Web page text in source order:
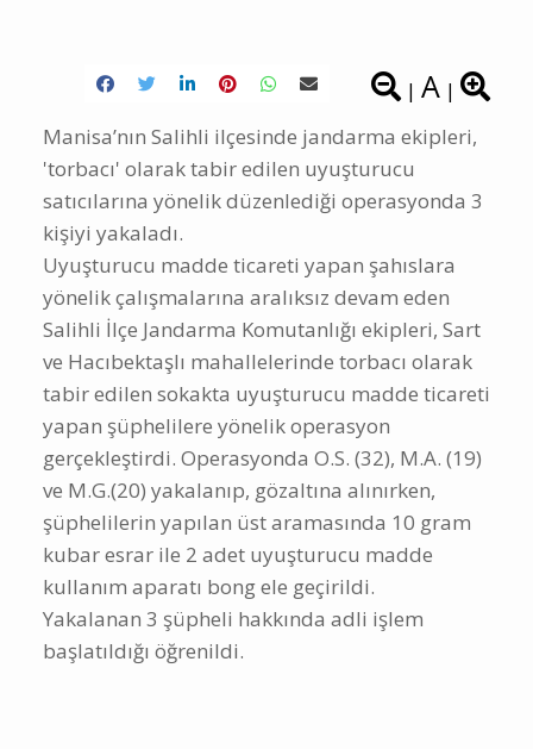
| A |
Manisa’nın Salihli ilçesinde jandarma ekipleri,
'torbacı' olarak tabir edilen uyuşturucu
satıcılarına yönelik düzenlediği operasyonda 3
kişiyi yakaladı.
Uyuşturucu madde ticareti yapan şahıslara
yönelik çalışmalarına aralıksız devam eden
Salihli İlçe Jandarma Komutanlığı ekipleri, Sart
ve Hacıbektaşlı mahallelerinde torbacı olarak
tabir edilen sokakta uyuşturucu madde ticareti
yapan şüphelilere yönelik operasyon
gerçekleştirdi. Operasyonda O.S. (32), M.A. (19)
ve M.G.(20) yakalanıp, gözaltına alınırken,
şüphelilerin yapılan üst aramasında 10 gram
kubar esrar ile 2 adet uyuşturucu madde
kullanım aparatı bong ele geçirildi.
Yakalanan 3 şüpheli hakkında adli işlem
başlatıldığı öğrenildi.